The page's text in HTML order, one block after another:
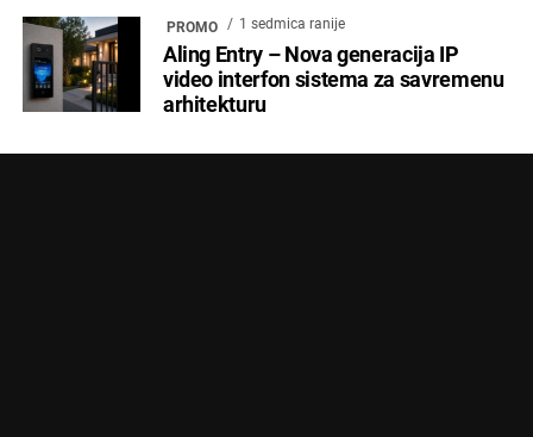
PROMO 1 sedmica ranije
Aling Entry – Nova generacija IP
video interfon sistema za savremenu
arhitekturu